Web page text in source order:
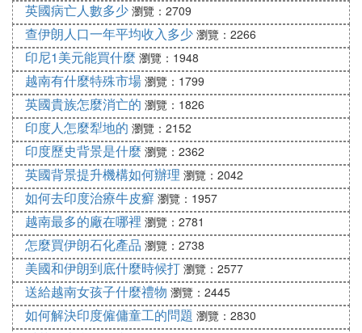
英國病亡人數多少 瀏覽：2709
查伊朗人口一年平均收入多少 瀏覽：2266
印尼1美元能買什麼 瀏覽：1948
越南有什麼特殊市場 瀏覽：1799
英國貴族怎麼消亡的 瀏覽：1826
印度人怎麼犁地的 瀏覽：2152
印度歷史背景是什麼 瀏覽：2362
英國背景提升機構如何辦理 瀏覽：2042
如何去印度治療牛皮癬 瀏覽：1957
越南最多的廠在哪裡 瀏覽：2781
怎麼買伊朗石化產品 瀏覽：2738
美國和伊朗到底什麼時候打 瀏覽：2577
送給越南女孩子什麼禮物 瀏覽：2445
如何解決印度僱傭童工的問題 瀏覽：2830